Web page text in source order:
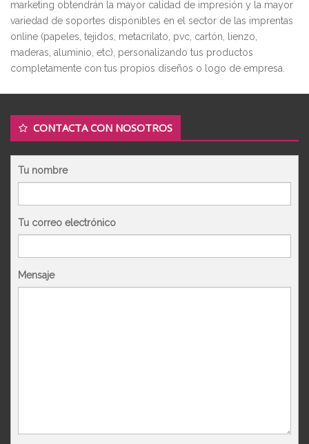
marketing obtendrán la mayor calidad de impresión y la mayor
variedad de soportes disponibles en el sector de las imprentas
online (papeles, tejidos, metacrilato, pvc, cartón, lienzo,
maderas, aluminio, etc), personalizando tus productos
completamente con tus propios diseños o logo de empresa.
CONTACTA CON NOSOTROS
Tu nombre
Tu correo electrónico
Mensaje